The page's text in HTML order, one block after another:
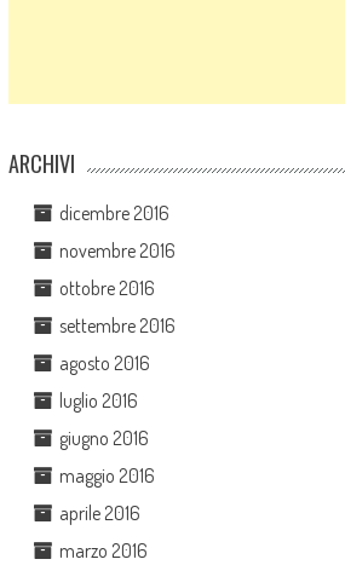
ARCHIVI
dicembre 2016
novembre 2016
ottobre 2016
settembre 2016
agosto 2016
luglio 2016
giugno 2016
maggio 2016
aprile 2016
marzo 2016